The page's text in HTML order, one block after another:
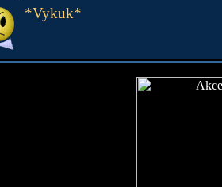
*Vykuk*